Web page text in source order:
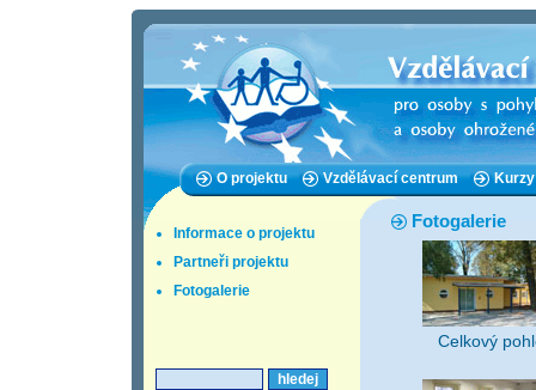
O projektu Vzdělávací centrum Kurzy
Informace o projektu
Partneři projektu
Fotogalerie
Fotogalerie
Celkový